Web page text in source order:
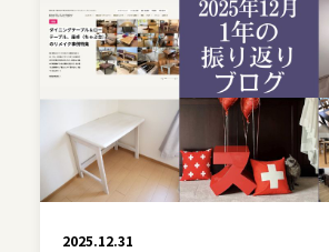
2025.12.31